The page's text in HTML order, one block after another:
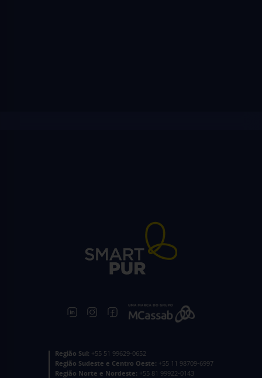
Região Sul: +55 51 99629-0652
Região Sudeste e Centro Oeste: +55 11 98709-6997
Região Norte e Nordeste: +55 81 99922-0143